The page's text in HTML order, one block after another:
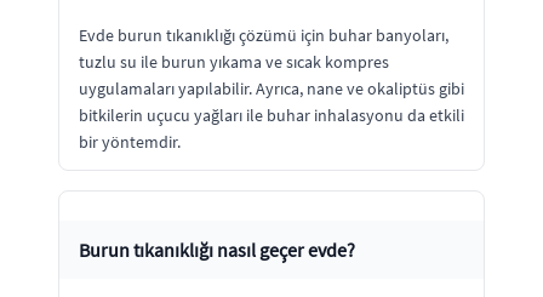
Evde burun tıkanıklığı çözümü için buhar banyoları,
tuzlu su ile burun yıkama ve sıcak kompres
uygulamaları yapılabilir. Ayrıca, nane ve okaliptüs gibi
bitkilerin uçucu yağları ile buhar inhalasyonu da etkili
bir yöntemdir.
Burun tıkanıklığı nasıl geçer evde?